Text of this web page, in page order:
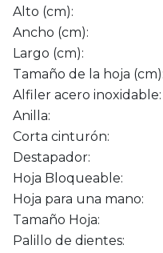
Alto (cm):
Ancho (cm):
Largo (cm):
Tamaño de la hoja (cm):
Alfiler acero inoxidable:
Anilla:
Corta cinturón:
Destapador:
Hoja Bloqueable:
Hoja para una mano:
Tamaño Hoja:
Palillo de dientes: